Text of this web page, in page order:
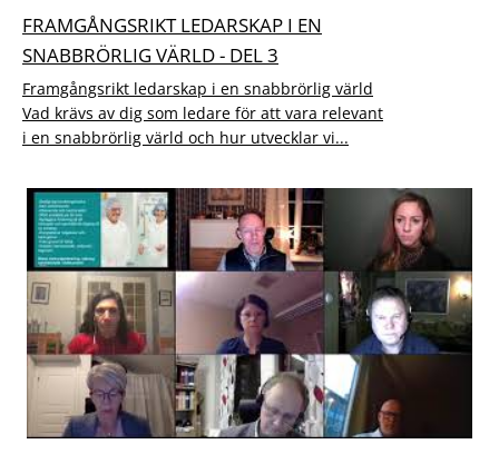
FRAMGÅNGSRIKT LEDARSKAP I EN
SNABBRÖRLIG VÄRLD - DEL 3
Framgångsrikt ledarskap i en snabbrörlig värld
Vad krävs av dig som ledare för att vara relevant
i en snabbrörlig värld och hur utvecklar vi...